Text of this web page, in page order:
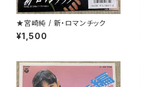
★宮崎純 / 新・ロマンチック
¥1,500